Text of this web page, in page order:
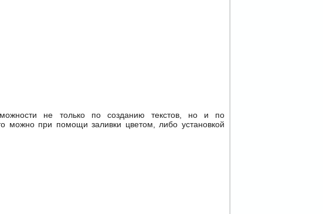
не только по созданию текстов, но и по
можно при помощи заливки цветом, либо установкой